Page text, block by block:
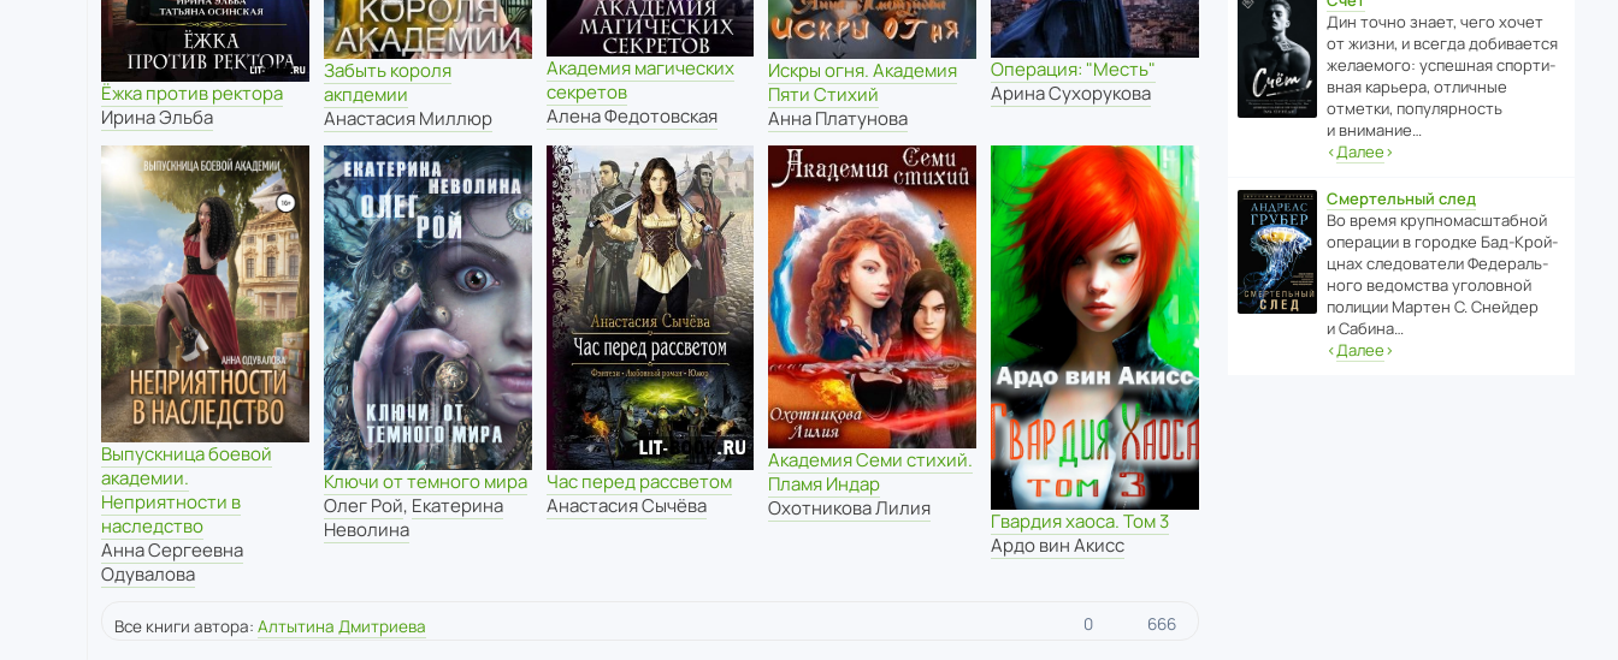
Ёжка против ректора
Ирина Эльба
Забыть короля
акпдемии
Анастасия Миллюр
Академия магических
секретов
Алена Федотовская
Искры огня. Академия
Пяти Стихий
Анна Платунова
Операция: "Месть"
Арина Сухорукова
Выпускница боевой
академии.
Неприятности в
наследство
Анна Сергеевна
Одувалова
Ключи от темного мира
Олег Рой, Екатерина
Неволина
Час перед рассветом
Анастасия Сычёва
Академия Семи стихий.
Пламя Индар
Охотникова Лилия
Гвардия хаоса. Том 3
Ардо вин Акисс
Все книги автора: Алтытина Дмитриева 0 666
Дин точно знает, чего хочет
от жизни, и всегда доби­ва­ется
жела­е­мого: успе­шная спор­ти­
вная карьера, отли­чные
отметки, попу­ля­р­ность
и внимание…
‹Далее›
Смертельный след
Во время круп­но­мас­ш­та­бной
операции в городке Бад‑Крой­
цнах следо­ва­тели Феде­раль­
ного ведомства уголо­вной
полиции Мартен С. Снейдер
и Сабина…
‹Далее›